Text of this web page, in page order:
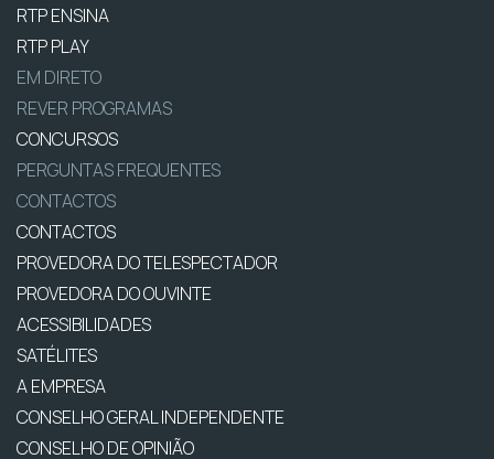
RTP ENSINA
RTP PLAY
EM DIRETO
REVER PROGRAMAS
CONCURSOS
PERGUNTAS FREQUENTES
CONTACTOS
CONTACTOS
PROVEDORA DO TELESPECTADOR
PROVEDORA DO OUVINTE
ACESSIBILIDADES
SATÉLITES
A EMPRESA
CONSELHO GERAL INDEPENDENTE
CONSELHO DE OPINIÃO